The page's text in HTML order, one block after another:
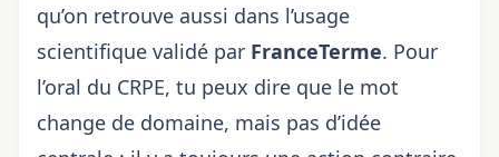
qu’on retrouve aussi dans l’usage
scientifique validé par FranceTerme. Pour
l’oral du CRPE, tu peux dire que le mot
change de domaine, mais pas d’idée